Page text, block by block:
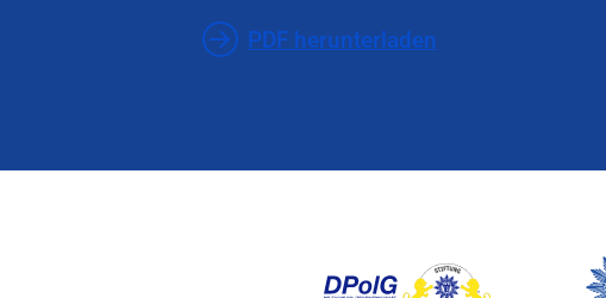
PDF herunterladen